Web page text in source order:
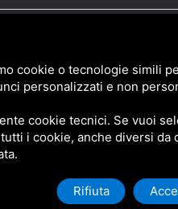
cookie o tecnologie simili
personalizzati e non
cookie tecnici. Se vuoi
i cookie, anche diversi da
Rifiuta